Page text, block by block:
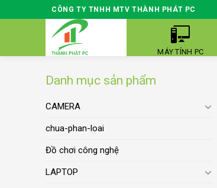
to
CÔNG TY TNHH MTV THÀNH PHÁT PC
MÁY TÍNH PC
Danh mục sản phẩm
CAMERA
chua-phan-loai
Đồ chơi công nghệ
LAPTOP